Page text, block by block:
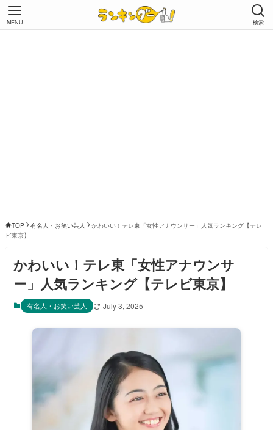
検索
MENU
TOP 有名人・お笑い芸人
かわいい！テレ東「女性アナウンサー」人気ランキング【テレ
ビ東京】
かわいい！テレ東「女性アナウンサ
ー」人気ランキング【テレビ東京】
有名人・お笑い芸人 July 3, 2025